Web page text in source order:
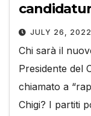
JULY 26, 2022
Chi sarà il
Presidente del
chiamato a
Chigi? I partiti